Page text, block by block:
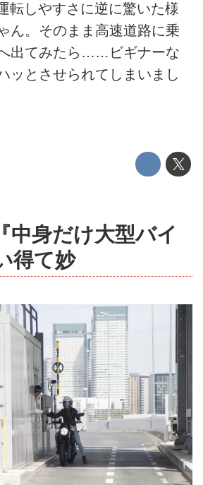
転しやすさに逆に驚いた様
ん。そのまま高速道路に乗
出てみたら……ビギナーな
ッとさせられてしまいまし
中身だけ大型バイ
得て妙